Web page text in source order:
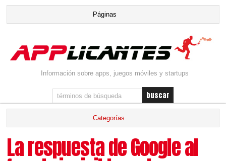
Información sobre apps, juegos móviles y startups
La respuesta de Google al